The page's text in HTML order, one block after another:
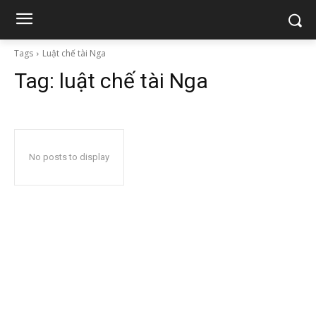
Tags Luật chế tài Nga
Tag: luật chế tài Nga
No posts to display